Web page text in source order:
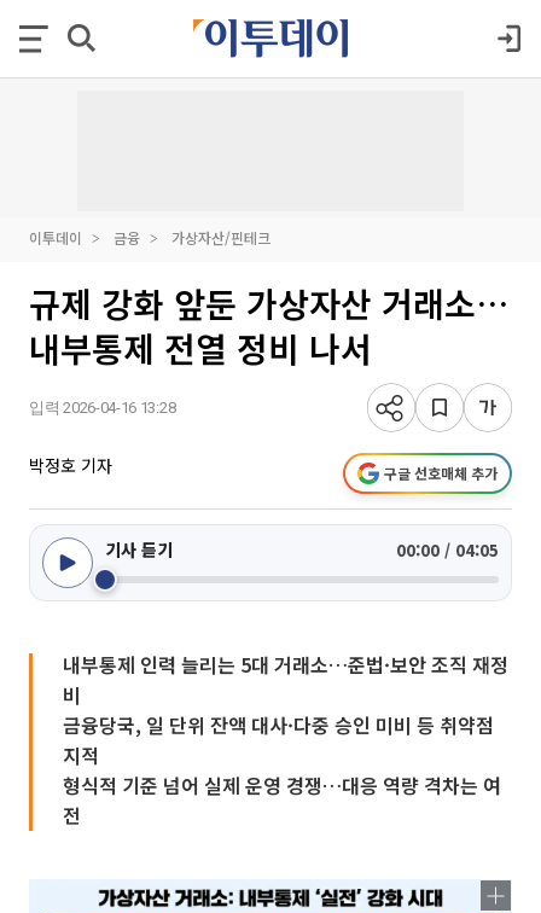
이투데이 금융 가상자산/핀테크
규제 강화 앞둔 가상자산 거래소…
내부통제 전열 정비 나서
입력 2026-04-16 13:28
박정호 기자 구글 선호매체 추가
기사 듣기 00:00 / 04:05
내부통제 인력 늘리는 5대 거래소…준법·보안 조직 재정
비
금융당국, 일 단위 잔액 대사·다중 승인 미비 등 취약점
지적
형식적 기준 넘어 실제 운영 경쟁…대응 역량 격차는 여
전